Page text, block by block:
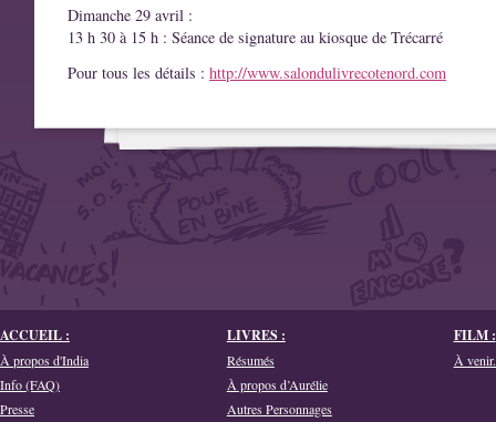
Dimanche 29 avril :
13 h 30 à 15 h : Séance de signature au kiosque de Trécarré
Pour tous les détails : http://www.salondulivrecotenord.com
ACCUEIL :
À propos d'India
Info (FAQ)
Presse
LIVRES :
Résumés
À propos d’Aurélie
Autres Personnages
FILM :
À